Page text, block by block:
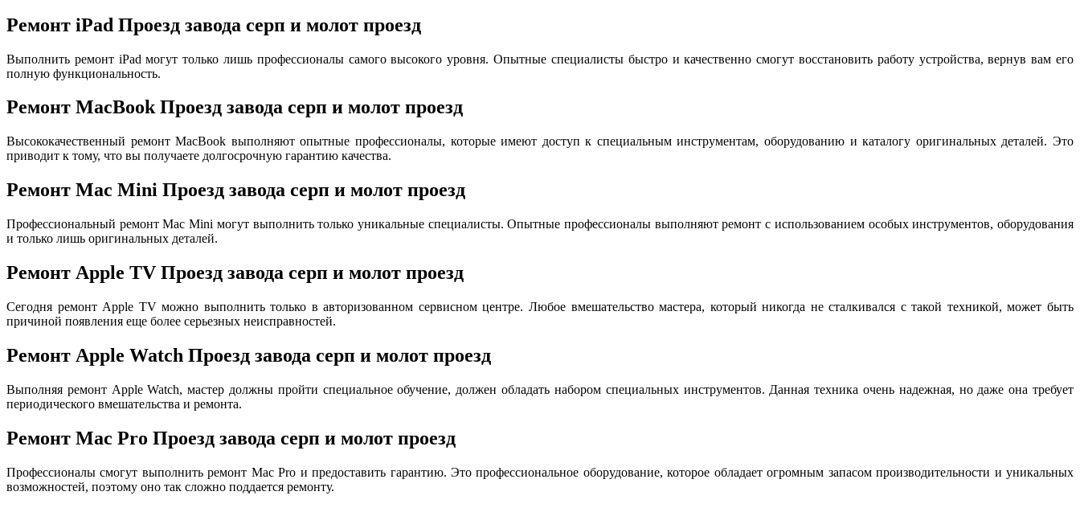
Ремонт iPad Проезд завода серп и молот проезд
Выполнить ремонт iPad могут только лишь профессионалы самого высокого уровня. Опытные специалисты быстро и качественно смогут восстановить работу устройства, вернув вам его
полную функциональность.
Ремонт MacBook Проезд завода серп и молот проезд
Высококачественный ремонт MacBook выполняют опытные профессионалы, которые имеют доступ к специальным инструментам, оборудованию и каталогу оригинальных деталей. Это
приводит к тому, что вы получаете долгосрочную гарантию качества.
Ремонт Mac Mini Проезд завода серп и молот проезд
Профессиональный ремонт Mac Mini могут выполнить только уникальные специалисты. Опытные профессионалы выполняют ремонт с использованием особых инструментов, оборудования
и только лишь оригинальных деталей.
Ремонт Apple TV Проезд завода серп и молот проезд
Сегодня ремонт Apple TV можно выполнить только в авторизованном сервисном центре. Любое вмешательство мастера, который никогда не сталкивался с такой техникой, может быть
причиной появления еще более серьезных неисправностей.
Ремонт Apple Watch Проезд завода серп и молот проезд
Выполняя ремонт Apple Watch, мастер должны пройти специальное обучение, должен обладать набором специальных инструментов. Данная техника очень надежная, но даже она требует
периодического вмешательства и ремонта.
Ремонт Mac Pro Проезд завода серп и молот проезд
Профессионалы смогут выполнить ремонт Mac Pro и предоставить гарантию. Это профессиональное оборудование, которое обладает огромным запасом производительности и уникальных
возможностей, поэтому оно так сложно поддается ремонту.